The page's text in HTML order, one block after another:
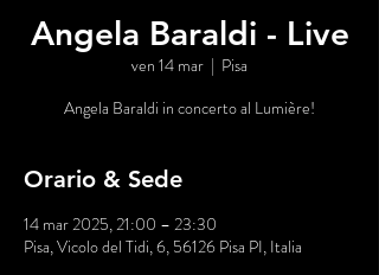
Angela Baraldi - Live
ven 14 mar
  |
Pisa
Angela Baraldi in concerto al Lumière!
Orario & Sede
14 mar 2025, 21:00 – 23:30
Pisa, Vicolo del Tidi, 6, 56126 Pisa PI, Italia